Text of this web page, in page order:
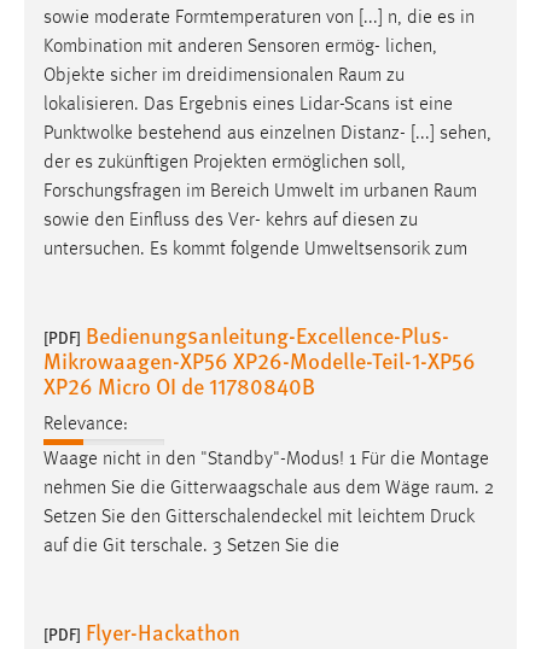
sowie moderate Formtemperaturen von [...] n, die es in
Kombination mit anderen Sensoren ermög- lichen,
Objekte sicher im dreidimensionalen Raum zu
lokalisieren. Das Ergebnis eines Lidar-Scans ist eine
Punktwolke bestehend aus einzelnen Distanz- [...] sehen,
der es zukünftigen Projekten ermöglichen soll,
Forschungsfragen im Bereich Umwelt im urbanen Raum
sowie den Einfluss des Ver- kehrs auf diesen zu
untersuchen. Es kommt folgende Umweltsensorik zum
[PDF] Bedienungsanleitung-Excellence-Plus-
Mikrowaagen-XP56 XP26-Modelle-Teil-1-XP56
XP26 Micro OI de 11780840B
Relevance:
Waage nicht in den "Standby"-Modus! 1 Für die Montage
nehmen Sie die Gitterwaagschale aus dem Wäge­ raum. 2
Setzen Sie den Gitterschalendeckel mit leichtem Druck
auf die Git­ terschale. 3 Setzen Sie die
[PDF] Flyer-Hackathon